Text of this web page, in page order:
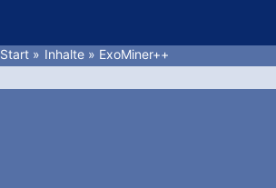
Start Inhalte ExoMiner++